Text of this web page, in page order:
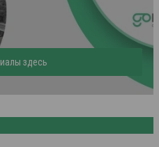
здесь